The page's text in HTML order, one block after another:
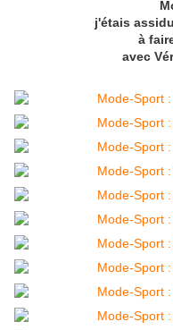
j'étais
à
avec